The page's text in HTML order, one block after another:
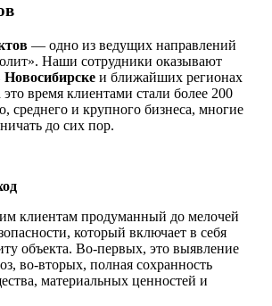
— одно из ведущих направлений
Наши сотрудники оказывают
Новосибирске и ближайших регионах
это время клиентами стали более 200
среднего и крупного бизнеса, многие
до сих пор.
клиентам продуманный до мелочей
который включает в себя
объекта. Во-первых, это выявление
во-вторых, полная сохранность
материальных ценностей и